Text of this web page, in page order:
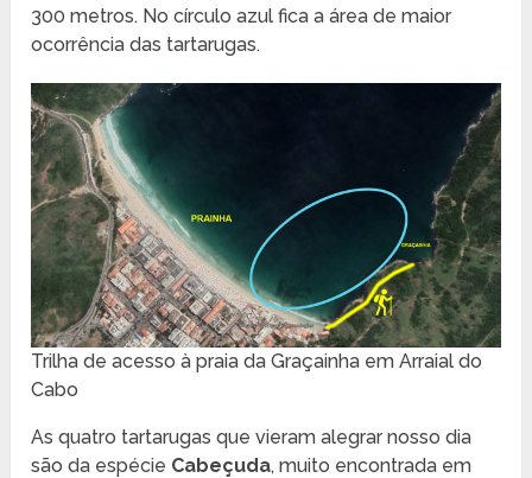
300 metros. No círculo azul fica a área de maior
ocorrência das tartarugas.
Trilha de acesso à praia da Graçainha em Arraial do
Cabo
As quatro tartarugas que vieram alegrar nosso dia
são da espécie Cabeçuda, muito encontrada em